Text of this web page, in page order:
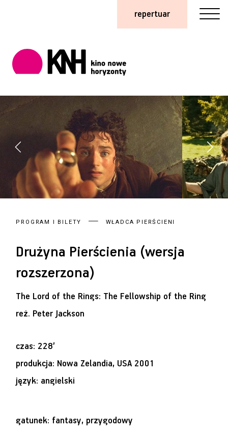
repertuar
PROGRAM I BILETY WŁADCA PIERŚCIENI
Drużyna Pierścienia (wersja
rozszerzona)
The Lord of the Rings: The Fellowship of the Ring
reż. Peter Jackson
czas: 228’
produkcja: Nowa Zelandia, USA 2001
język: angielski
gatunek: fantasy, przygodowy